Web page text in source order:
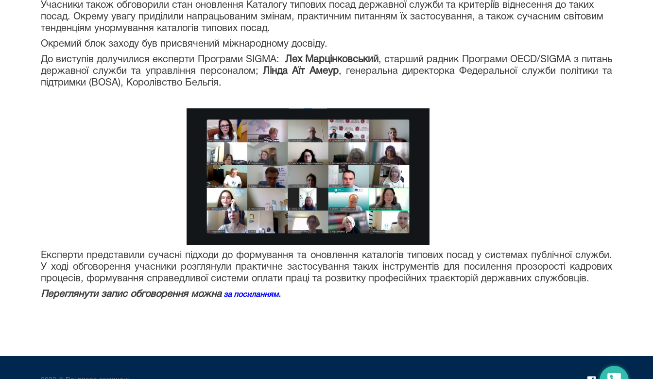
Учасники також обговорили стан оновлення Каталогу типових посад державної служби та критеріїв віднесення до таких
посад. Окрему увагу приділили напрацьованим змінам, практичним питанням їх застосування, а також сучасним світовим
тенденціям унормування каталогів типових посад.
Окремий блок заходу був присвячений міжнародному досвіду.
До виступів долучилися експерти Програми SIGMA: Лех Марцінковський, старший радник Програми OECD/SIGMA з питань
державної служби та управління персоналом;Лінда Аїт Амеур, генеральна директорка Федеральної служби політики та
підтримки (BOSA), Королівство Бельгія.
Експерти представили сучасні підходи до формування та оновлення каталогів типових посад у системах публічної служби.
У ході обговорення учасники розглянули практичне застосування таких інструментів для посилення прозорості кадрових
процесів, формування справедливої системи оплати праці та розвитку професійних траєкторій державних службовців.
Переглянути запис обговорення можназа посиланням.